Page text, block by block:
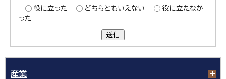
役に立った
どちらともいえない
役に立たなか
った
送信
産業